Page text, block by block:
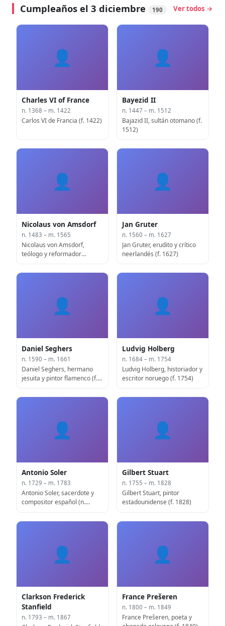
Cumpleaños el 3 diciembre 190 Ver todos →
👤
Charles VI of France
n. 1368 – m. 1422
Carlos VI de Francia (f. 1422)
👤
Bayezid II
n. 1447 – m. 1512
Bajazid II, sultán otomano (f.
1512)
👤
Nicolaus von Amsdorf
n. 1483 – m. 1565
Nicolaus von Amsdorf,
teólogo y reformador
👤
Jan Gruter
n. 1560 – m. 1627
Jan Gruter, erudito y crítico
neerlandés (f. 1627)
👤
Daniel Seghers
n. 1590 – m. 1661
Daniel Seghers, hermano
jesuita y pintor flamenco (f.
👤
Ludvig Holberg
n. 1684 – m. 1754
Ludvig Holberg, historiador y
escritor noruego (f. 1754)
👤
Antonio Soler
n. 1729 – m. 1783
Antonio Soler, sacerdote y
compositor español (n.
👤
Gilbert Stuart
n. 1755 – m. 1828
Gilbert Stuart, pintor
estadounidense (f. 1828)
👤
Clarkson Frederick
Stanfield
n. 1793 – m. 1867
👤
France Prešeren
n. 1800 – m. 1849
France Prešeren, poeta y